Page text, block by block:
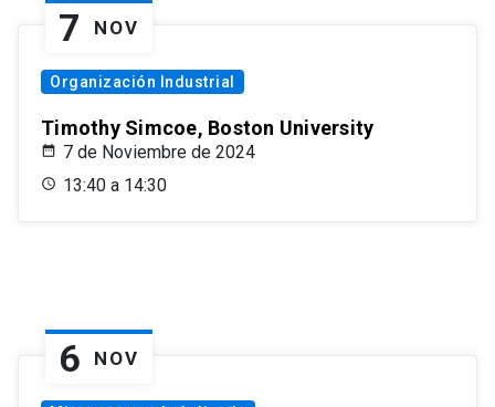
7 NOV
Organización Industrial
Timothy Simcoe, Boston University
7 de Noviembre de 2024
13:40 a 14:30
6 NOV